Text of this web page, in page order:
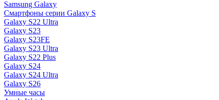
Samsung Galaxy
Смартфоны серии Galaxy S
Galaxy S22 Ultra
Galaxy S23
Galaxy S23FE
Galaxy S23 Ultra
Galaxy S22 Plus
Galaxy S24
Galaxy S24 Ultra
Galaxy S26
Умные часы